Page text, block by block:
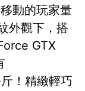
動的玩家量
外觀下，搭
GTX
！精緻輕巧